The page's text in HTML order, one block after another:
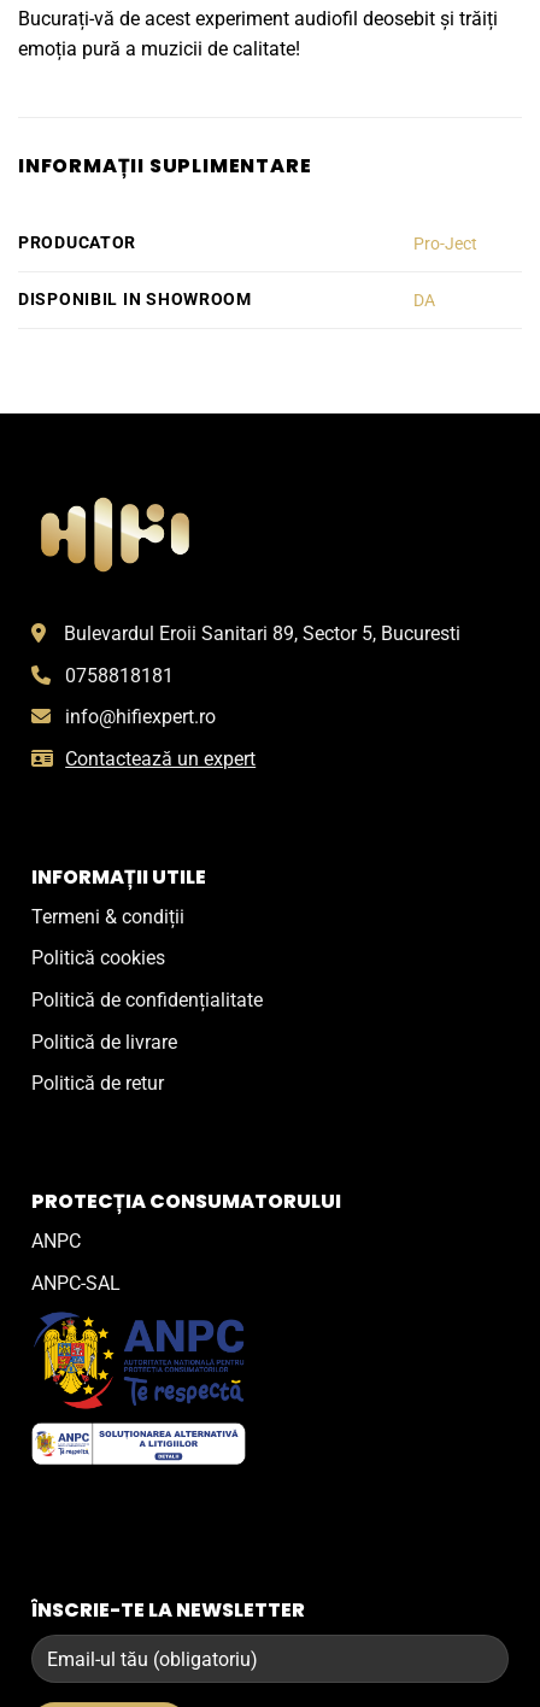
Bucurați-vă de acest experiment audiofil deosebit și trăiți
emoția pură a muzicii de calitate!
INFORMAȚII SUPLIMENTARE
PRODUCATOR Pro-Ject
DISPONIBIL IN SHOWROOM DA
Bulevardul Eroii Sanitari 89, Sector 5, Bucuresti
0758818181
info@hifiexpert.ro
Contactează un expert
INFORMAȚII UTILE
Termeni & condiții
Politică cookies
Politică de confidențialitate
Politică de livrare
Politică de retur
PROTECȚIA CONSUMATORULUI
ANPC
ANPC-SAL
ÎNSCRIE-TE LA NEWSLETTER